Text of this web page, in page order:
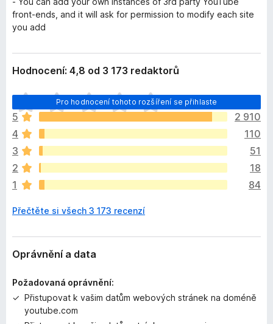
front-ends, and it will ask for permission to modify each site
you add
Hodnocení: 4,8 od 3 173 redaktorů
Pro hodnocení tohoto rozšíření se přihlaste
Z
a
t
í
m
n
e
h
d
o
c
n
5
2 910
4
110
3
51
2
18
1
84
Přečtěte si všech 3 173 recenzí
Oprávnění a data
Požadovaná oprávnění:
Přistupovat k vašim datům webových stránek na doméně
youtube.com